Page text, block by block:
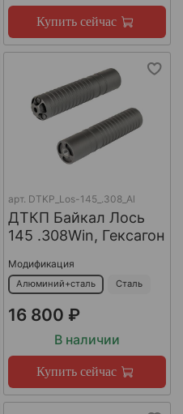
Купить сейчас
арт. DTKP_Los-145_.308_Al
ДТКП Байкал Лось
145 .308Win, Гексагон
Модификация
Алюминий+сталь Сталь
16 800 ₽
В наличии
Купить сейчас